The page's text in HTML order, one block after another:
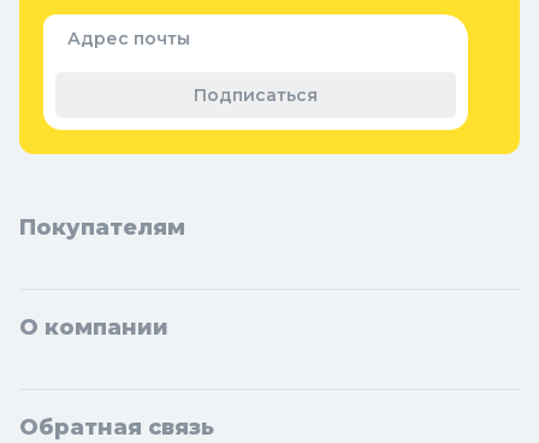
Адрес почты
Подписаться
Покупателям
О компании
Обратная связь